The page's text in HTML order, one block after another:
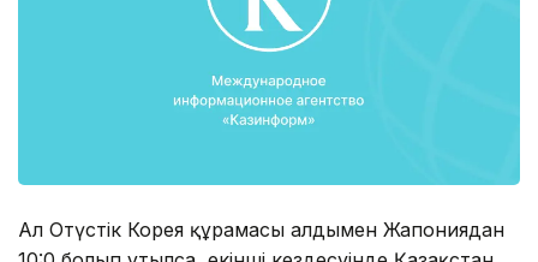
Ал Оңтүстік Корея құрамасы алдымен Жапониядан